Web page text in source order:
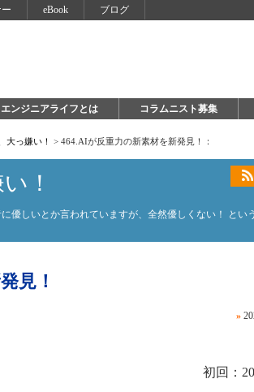
eBook ブログ
エンジニアライフとは コラムニスト募集
大っ嫌い！ > 464.AIが反重力の新素材を新発見！：
！
優しいとか言われていますが、全然優しくない！ とい
見！
»
初回：